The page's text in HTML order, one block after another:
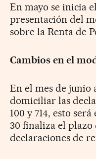
En mayo se inicia
presentación del
sobre la Renta de
Cambios en el
En el mes de junio
domiciliar las
100 y 714, esto
30 finaliza el plazo
declaraciones de